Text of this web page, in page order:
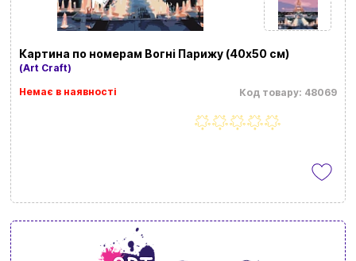
Картина по номерам Вогні Парижу (40х50 см)
(Art Craft)
Код товару: 48069
Немає в наявності